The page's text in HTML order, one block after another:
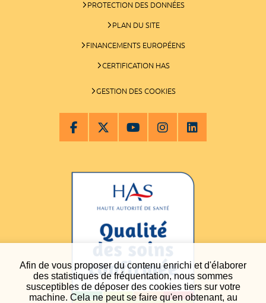
Afin de vous proposer du contenu enrichi et d'élaborer
des statistiques de fréquentation, nous sommes
susceptibles de déposer des cookies tiers sur votre
machine. Cela ne peut se faire qu'en obtenant, au
PROTECTION DES DONNÉES
PLAN DU SITE
FINANCEMENTS EUROPÉENS
CERTIFICATION HAS
GESTION DES COOKIES